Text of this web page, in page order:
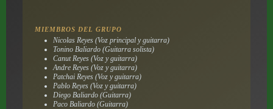
MIEMBROS DEL GRUPO
Nicolas Reyes (Voz principal y guitarra)
Tonino Baliardo (Guitarra solista)
Canut Reyes (Voz y guitarra)
Andre Reyes (Voz y guitarra)
Patchai Reyes (Voz y guitarra)
Pablo Reyes (Voz y guitarra)
Diego Baliardo (Guitarra)
Paco Baliardo (Guitarra)